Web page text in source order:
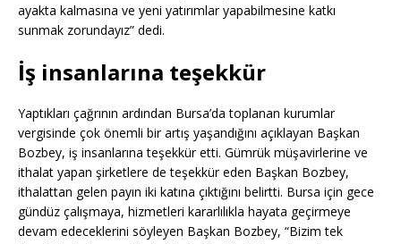
ayakta kalmasına ve yeni yatırımlar yapabilmesine katkı
sunmak zorundayız” dedi.
İş insanlarına teşekkür
Yaptıkları çağrının ardından Bursa’da toplanan kurumlar
vergisinde çok önemli bir artış yaşandığını açıklayan Başkan
Bozbey, iş insanlarına teşekkür etti. Gümrük müşavirlerine ve
ithalat yapan şirketlere de teşekkür eden Başkan Bozbey,
ithalattan gelen payın iki katına çıktığını belirtti. Bursa için gece
gündüz çalışmaya, hizmetleri kararlılıkla hayata geçirmeye
devam edeceklerini söyleyen Başkan Bozbey, “Bizim tek